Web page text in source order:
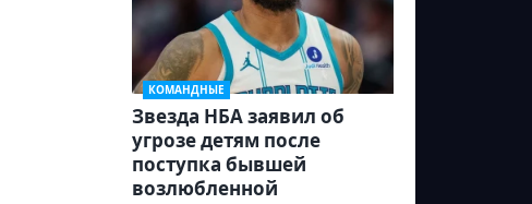
КОМАНДНЫЕ
Звезда НБА заявил об
угрозе детям после
поступка бывшей
возлюбленной